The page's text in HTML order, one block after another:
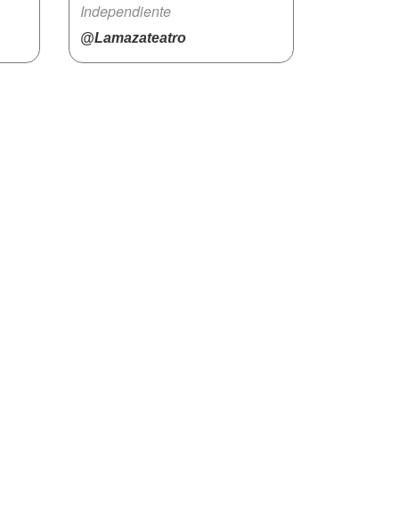
Independiente
@Lamazateatro